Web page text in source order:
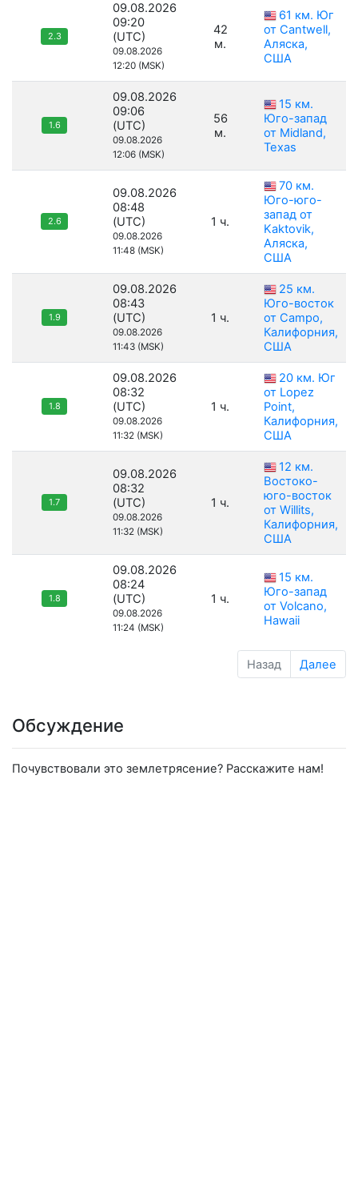
2.3
09.08.2026
09:20
(UTC)
09.08.2026
12:20 (MSK)
42
м.
61 км. Юг
от Cantwell,
Аляска,
США
1.6
09.08.2026
09:06
(UTC)
09.08.2026
12:06 (MSK)
56
м.
15 км.
Юго-запад
от Midland,
Texas
2.6
09.08.2026
08:48
(UTC)
09.08.2026
11:48 (MSK)
1 ч.
70 км.
Юго-юго-
запад от
Kaktovik,
Аляска,
США
1.9
09.08.2026
08:43
(UTC)
09.08.2026
11:43 (MSK)
1 ч.
25 км.
Юго-восток
от Campo,
Калифорния,
США
1.8
09.08.2026
08:32
(UTC)
09.08.2026
11:32 (MSK)
1 ч.
20 км. Юг
от Lopez
Point,
Калифорния,
США
1.7
09.08.2026
08:32
(UTC)
09.08.2026
11:32 (MSK)
1 ч.
12 км.
Востоко-
юго-восток
от Willits,
Калифорния,
США
1.8
09.08.2026
08:24
(UTC)
09.08.2026
11:24 (MSK)
1 ч.
15 км.
Юго-запад
от Volcano,
Hawaii
Назад Далее
Обсуждение
Почувствовали это землетрясение? Расскажите нам!